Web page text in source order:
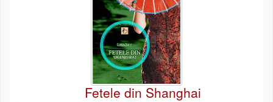
Fetele din Shanghai